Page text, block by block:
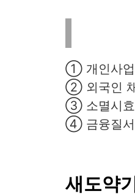
① 개인사업
② 외국인 채
③ 소멸시효
④ 금융질서
새도약